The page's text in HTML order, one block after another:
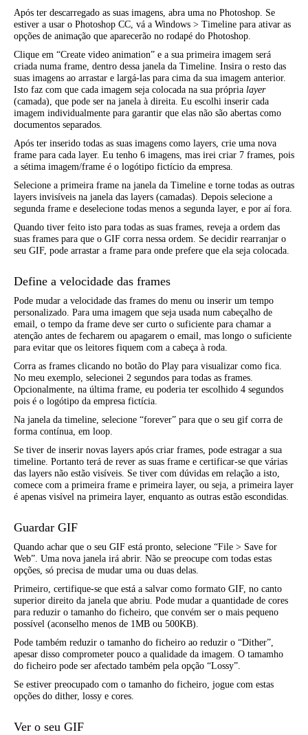
Após ter descarregado as suas imagens, abra uma no Photoshop. Se
estiver a usar o Photoshop CC, vá a Windows > Timeline para ativar as
opções de animação que aparecerão no rodapé do Photoshop.
Clique em “Create video animation” e a sua primeira imagem será
criada numa frame, dentro dessa janela da Timeline. Insira o resto das
suas imagens ao arrastar e largá-las para cima da sua imagem anterior.
Isto faz com que cada imagem seja colocada na sua própria layer
(camada), que pode ser na janela à direita. Eu escolhi inserir cada
imagem individualmente para garantir que elas não são abertas como
documentos separados.
Após ter inserido todas as suas imagens como layers, crie uma nova
frame para cada layer. Eu tenho 6 imagens, mas irei criar 7 frames, pois
a sétima imagem/frame é o logótipo fictício da empresa.
Selecione a primeira frame na janela da Timeline e torne todas as outras
layers invisíveis na janela das layers (camadas). Depois selecione a
segunda frame e deselecione todas menos a segunda layer, e por aí fora.
Quando tiver feito isto para todas as suas frames, reveja a ordem das
suas frames para que o GIF corra nessa ordem. Se decidir rearranjar o
seu GIF, pode arrastar a frame para onde prefere que ela seja colocada.
Define a velocidade das frames
Pode mudar a velocidade das frames do menu ou inserir um tempo
personalizado. Para uma imagem que seja usada num cabeçalho de
email, o tempo da frame deve ser curto o suficiente para chamar a
atenção antes de fecharem ou apagarem o email, mas longo o suficiente
para evitar que os leitores fiquem com a cabeça à roda.
Corra as frames clicando no botão do Play para visualizar como fica.
No meu exemplo, selecionei 2 segundos para todas as frames.
Opcionalmente, na última frame, eu poderia ter escolhido 4 segundos
pois é o logótipo da empresa fictícia.
Na janela da timeline, selecione “forever” para que o seu gif corra de
forma contínua, em loop.
Se tiver de inserir novas layers após criar frames, pode estragar a sua
timeline. Portanto terá de rever as suas frame e certificar-se que várias
das layers não estão visíveis. Se tiver com dúvidas em relação a isto,
comece com a primeira frame e primeira layer, ou seja, a primeira layer
é apenas visível na primeira layer, enquanto as outras estão escondidas.
Guardar GIF
Quando achar que o seu GIF está pronto, selecione “File > Save for
Web”. Uma nova janela irá abrir. Não se preocupe com todas estas
opções, só precisa de mudar uma ou duas delas.
Primeiro, certifique-se que está a salvar como formato GIF, no canto
superior direito da janela que abriu. Pode mudar a quantidade de cores
para reduzir o tamanho do ficheiro, que convém ser o mais pequeno
possível (aconselho menos de 1MB ou 500KB).
Pode também reduzir o tamanho do ficheiro ao reduzir o “Dither”,
apesar disso comprometer pouco a qualidade da imagem. O tamamho
do ficheiro pode ser afectado também pela opção “Lossy”.
Se estiver preocupado com o tamanho do ficheiro, jogue com estas
opções do dither, lossy e cores.
Ver o seu GIF